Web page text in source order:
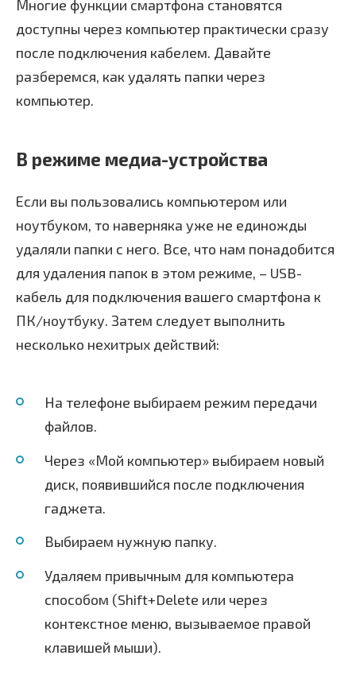
Многие функции смартфона становятся
доступны через компьютер практически сразу
после подключения кабелем. Давайте
разберемся, как удалять папки через
компьютер.
В режиме медиа-устройства
Если вы пользовались компьютером или
ноутбуком, то наверняка уже не единожды
удаляли папки с него. Все, что нам понадобится
для удаления папок в этом режиме, – USB-
кабель для подключения вашего смартфона к
ПК/ноутбуку. Затем следует выполнить
несколько нехитрых действий:
На телефоне выбираем режим передачи
файлов.
Через «Мой компьютер» выбираем новый
диск, появившийся после подключения
гаджета.
Выбираем нужную папку.
Удаляем привычным для компьютера
способом (Shift+Delete или через
контекстное меню, вызываемое правой
клавишей мыши).